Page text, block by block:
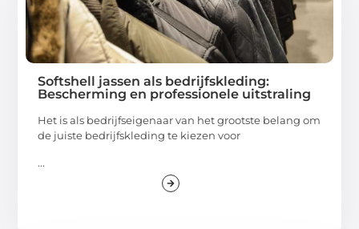
Softshell jassen als bedrijfskleding:
Bescherming en professionele uitstraling
Het is als bedrijfseigenaar van het grootste belang om
de juiste bedrijfskleding te kiezen voor
...